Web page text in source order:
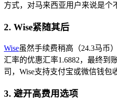
方式，对马来西亚用户来说是个
2. Wise紧随其后
Wise虽然手续费稍高（24.3马币
汇率的优惠汇率1.6882，最终到
司，Wise支持支付宝或微信钱包
3. 避开高费用选项